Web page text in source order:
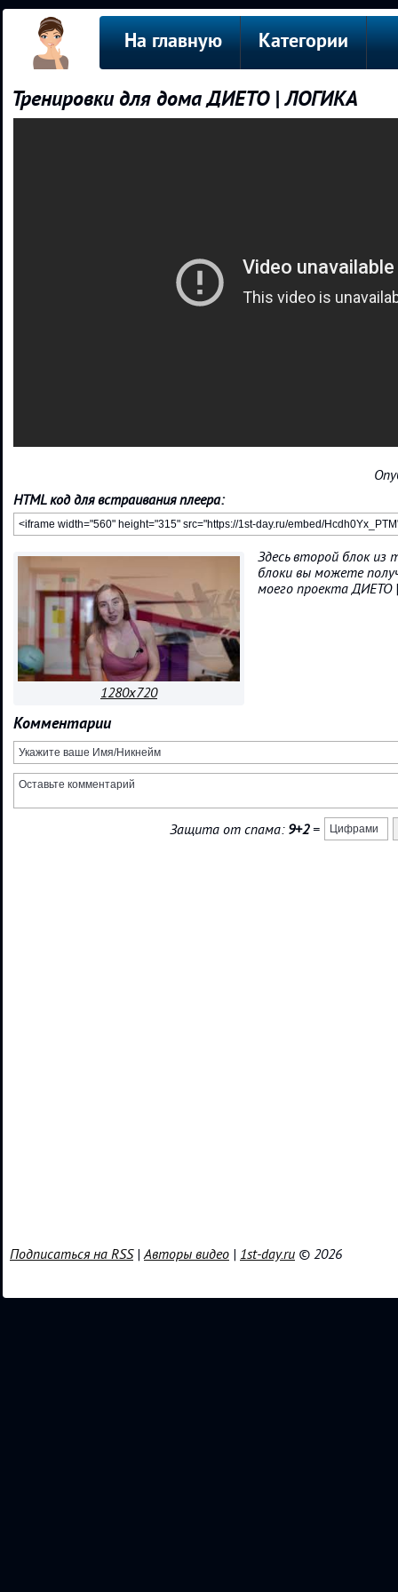
На главную Категории
Тренировки для дома ДИЕТО | ЛОГИКА
HTML код для встраивания плеера:
1280x720
Здесь второй блок из
блоки вы можете
моего проекта
Комментарии
Защита от спама: 9+2=
Подписаться на RSS|Авторы видео | 1st-day.ru © 2026